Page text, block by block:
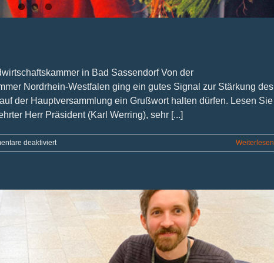
in Bad Sassendorf Von der
Nordrhein-Westfalen ging ein gutes Signal zur Stärkung des
der Hauptversammlung ein Grußwort halten dürfen. Lesen Sie
Herr Präsident (Karl Werring), sehr [...]
deaktiviertfür
Anerkennung
Weiterlesen